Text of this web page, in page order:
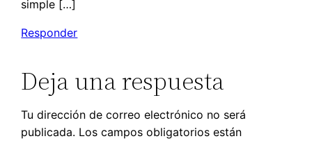
simple […]
Responder
Deja una respuesta
Tu dirección de correo electrónico no será
publicada. Los campos obligatorios están